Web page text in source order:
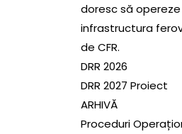
doresc să
infrastructura
de CFR.
DRR 2026
DRR 2027 Proiect
ARHIVĂ
Proceduri